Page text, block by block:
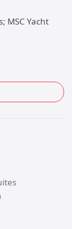
MSC Yacht